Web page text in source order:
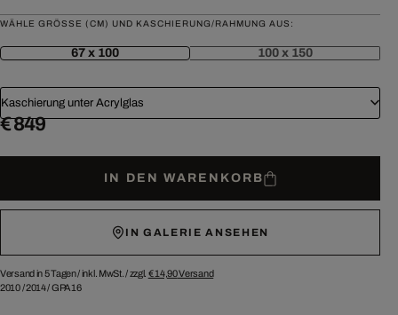
WÄHLE GRÖSSE (CM) UND KASCHIERUNG/RAHMUNG AUS:
67 x 100 100 x 150
Kaschierung unter Acrylglas
€ 849
IN DEN WARENKORB
IN GALERIE ANSEHEN
Versand in 5 Tagen /inkl. MwSt. / zzgl. € 14,90Versand
2010/2014/GPA16